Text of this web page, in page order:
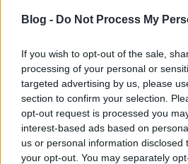
Blog - Do Not Process My
If you wish to opt-out of the sale,
processing of your personal or
targeted advertising by us, please
section to confirm your selection.
opt-out request is processed you
interest-based ads based on
us or personal information disclosed
your opt-out. You may separately
Címkék: bp08 ujepuletek
corvinsetany